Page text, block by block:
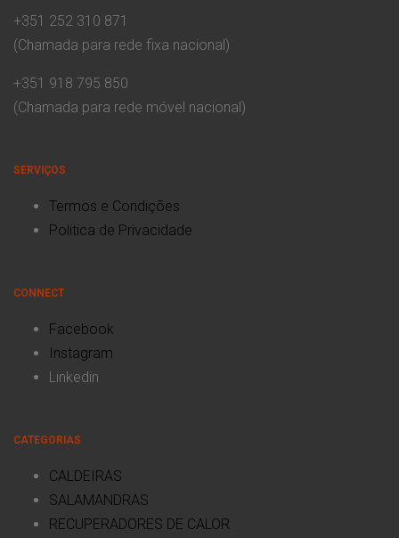
+351 252 310 871
(Chamada para rede fixa nacional)
+351 918 795 850
(Chamada para rede móvel nacional)
SERVIÇOS
Termos e Condições
Politica de Privacidade
CONNECT
Facebook
Instagram
Linkedin
CATEGORIAS
CALDEIRAS
SALAMANDRAS
RECUPERADORES DE CALOR